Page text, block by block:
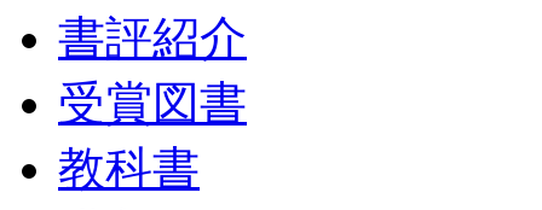
書評紹介
受賞図書
教科書